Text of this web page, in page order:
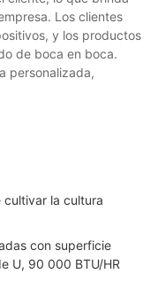
Los clientes
y los productos
de boca en boca.
personalizada,
cultivar la cultura